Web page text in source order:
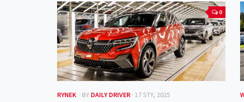
0
RYNEK · BY DAILY DRIVER · 17 STY, 2025